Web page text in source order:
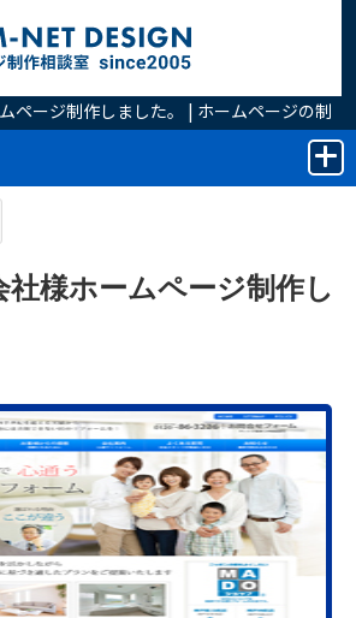
ページ制作しました。 | ホームページの制
社様ホームページ制作し